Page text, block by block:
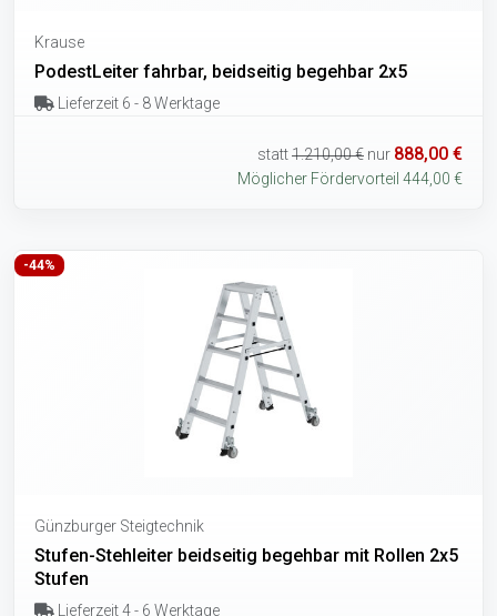
Krause
PodestLeiter fahrbar, beidseitig begehbar 2x5
Lieferzeit 6 - 8 Werktage
statt1.210,00 € nur 888,00 €
Möglicher Fördervorteil 444,00 €
-44%
Günzburger Steigtechnik
Stufen-Stehleiter beidseitig begehbar mit Rollen 2x5
Stufen
Lieferzeit 4 - 6 Werktage